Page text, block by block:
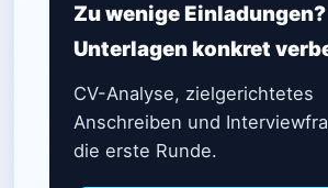
Zu wenige Einladungen?
Unterlagen konkret
CV-Analyse, zielgerichtetes
Anschreiben und
die erste Runde.